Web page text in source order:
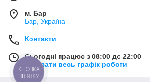
м. Бар
Бар, Україна
Контакти
Сьогодні працює з 08:00 до 22:00
Показати весь графік роботи
КНОПКА
ЗВ'ЯЗКУ